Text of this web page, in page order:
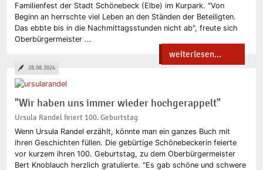
Familienfest der Stadt Schönebeck (Elbe) im Kurpark. "Von
Beginn an herrschte viel Leben an den Ständen der Beteiligten.
Das ebbte bis in die Nachmittagsstunden nicht ab", freute sich
Oberbürgermeister ...
weiterlesen...
"Wir haben uns immer wieder hochgerappelt"
Ursula Randel feiert 100. Geburtstag
Wenn Ursula Randel erzählt, könnte man ein ganzes Buch mit
ihren Geschichten füllen. Die gebürtige Schönebeckerin feierte
vor kurzem ihren 100. Geburtstag, zu dem Oberbürgermeister
Bert Knoblauch herzlich gratulierte. "Es gab schöne und schwere
28.08.2024